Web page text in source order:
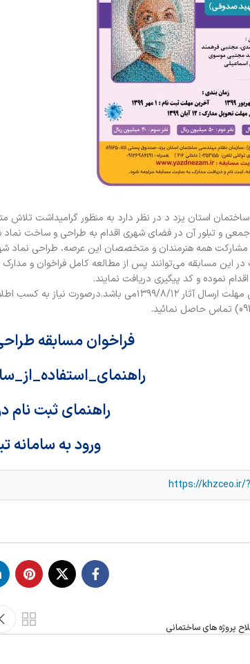
استان یزد د در نظر دارد به منظور گرامیداشت تلاش
جمعی و تبلور آن در فضای شهری اقدام به طراحی و ساخت
مشارکت همه هنرمندان و متخصصان این عرصه، طراحی نماد
نموده و کد پیگیری دریافت نمایند.
لازم به ذکر است آخرین مهلت ارسال آثار ۱۳۹۹/۸/
فراخوان مسابقه
راهنمای ثبت نام
ورود به سامانه
https://khzceo.ir/
پروژه های ساختمانی